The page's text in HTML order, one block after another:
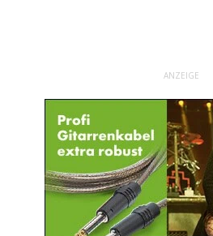
ANZEIGE